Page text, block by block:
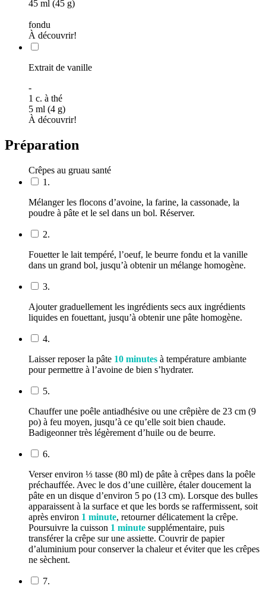
45 ml (45 g)
fondu
À découvrir!
Extrait de vanille
-
1 c. à thé
5 ml (4 g)
À découvrir!
Préparation
Crêpes au gruau santé
1.
Mélanger les flocons d’avoine, la farine, la cassonade, la
poudre à pâte et le sel dans un bol. Réserver.
2.
Fouetter le lait tempéré, l’oeuf, le beurre fondu et la vanille
dans un grand bol, jusqu’à obtenir un mélange homogène.
3.
Ajouter graduellement les ingrédients secs aux ingrédients
liquides en fouettant, jusqu’à obtenir une pâte homogène.
4.
Laisser reposer la pâte 10 minutes à température ambiante
pour permettre à l’avoine de bien s’hydrater.
5.
Chauffer une poêle antiadhésive ou une crêpière de 23 cm (9
po) à feu moyen, jusqu’à ce qu’elle soit bien chaude.
Badigeonner très légèrement d’huile ou de beurre.
6.
Verser environ ⅓ tasse (80 ml) de pâte à crêpes dans la poêle
préchauffée. Avec le dos d’une cuillère, étaler doucement la
pâte en un disque d’environ 5 po (13 cm). Lorsque des bulles
apparaissent à la surface et que les bords se raffermissent, soit
après environ 1 minute, retourner délicatement la crêpe.
Poursuivre la cuisson 1 minute supplémentaire, puis
transférer la crêpe sur une assiette. Couvrir de papier
d’aluminium pour conserver la chaleur et éviter que les crêpes
ne sèchent.
7.